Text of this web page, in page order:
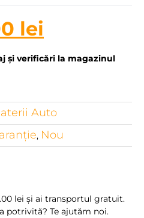
lei
și verificări la magazinul
Auto
, Nou
lei şi ai transportul gratuit.
potrivită? Te ajutăm noi.